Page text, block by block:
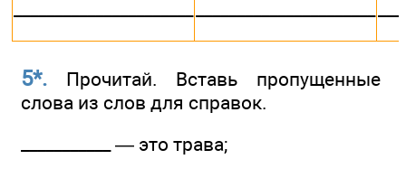
____________________________________________
5*. Прочитай. Вставь пропущенные
слова из слов для справок.
___________ — это трава;